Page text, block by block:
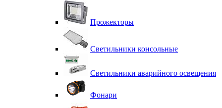
Прожекторы
Светильники консольные
Светильники аварийного освещения
Фонари